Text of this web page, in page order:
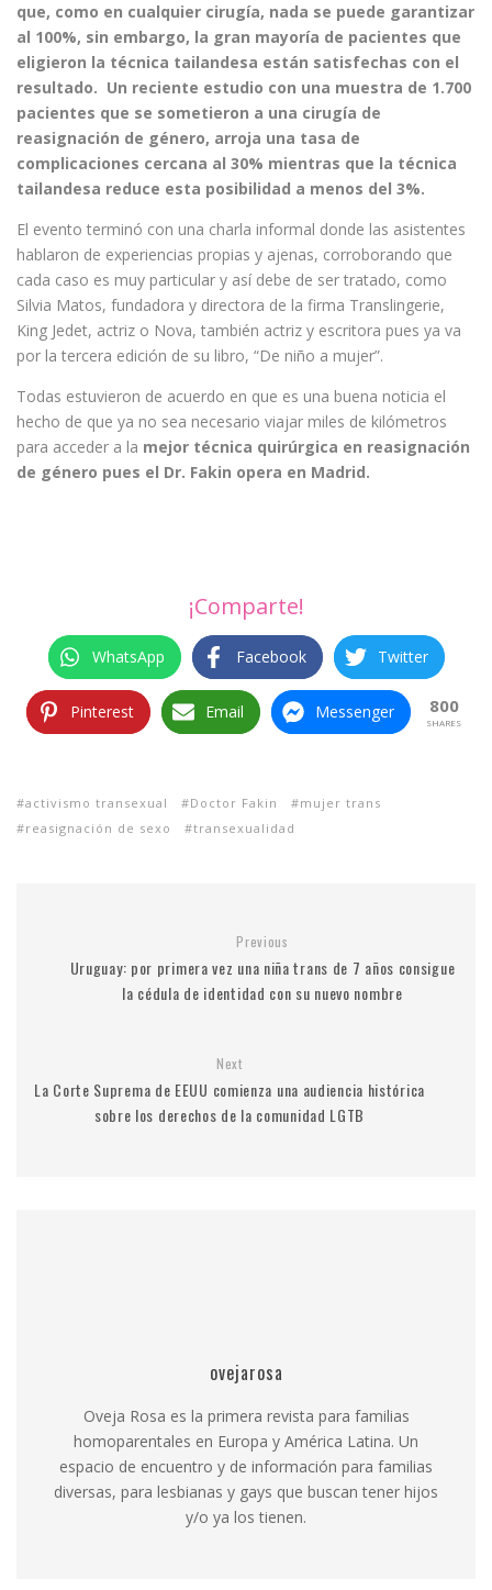
que, como en cualquier cirugía, nada se puede garantizar
al 100%, sin embargo, la gran mayoría de pacientes que
eligieron la técnica tailandesa están satisfechas con el
resultado. Un reciente estudio con una muestra de 1.700
pacientes que se sometieron a una cirugía de
reasignación de género, arroja una tasa de
complicaciones cercana al 30% mientras que la técnica
tailandesa reduce esta posibilidad a menos del 3%.
El evento terminó con una charla informal donde las asistentes
hablaron de experiencias propias y ajenas, corroborando que
cada caso es muy particular y así debe de ser tratado, como
Silvia Matos, fundadora y directora de la firma Translingerie,
King Jedet, actriz o Nova, también actriz y escritora pues ya va
por la tercera edición de su libro, “De niño a mujer”.
Todas estuvieron de acuerdo en que es una buena noticia el
hecho de que ya no sea necesario viajar miles de kilómetros
para acceder a la mejor técnica quirúrgica en reasignación
de género pues el Dr. Fakin opera en Madrid.
¡Comparte!
WhatsApp Facebook Twitter
Pinterest Email Messenger 800
SHARES
activismo transexual Doctor Fakin
mujer trans
reasignación de sexo
transexualidad
Previous
Uruguay: por primera vez una niña trans de 7 años consigue
la cédula de identidad con su nuevo nombre
Next
La Corte Suprema de EEUU comienza una audiencia histórica
sobre los derechos de la comunidad LGTB
ovejarosa
Oveja Rosa es la primera revista para familias
homoparentales en Europa y América Latina. Un
espacio de encuentro y de información para familias
diversas, para lesbianas y gays que buscan tener hijos
y/o ya los tienen.